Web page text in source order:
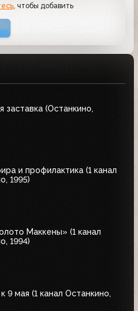
, чтобы добавить
заставка (Останкино,
и профилактика (1 канал
1995)
Маккены» (1 канал
1994)
9 мая (1 канал Останкино,